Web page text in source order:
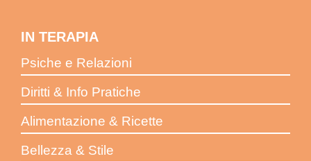
IN TERAPIA
Psiche e Relazioni
Diritti & Info Pratiche
Alimentazione & Ricette
Bellezza & Stile